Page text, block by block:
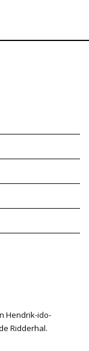
Hendrik-ido-
Ridderhal.